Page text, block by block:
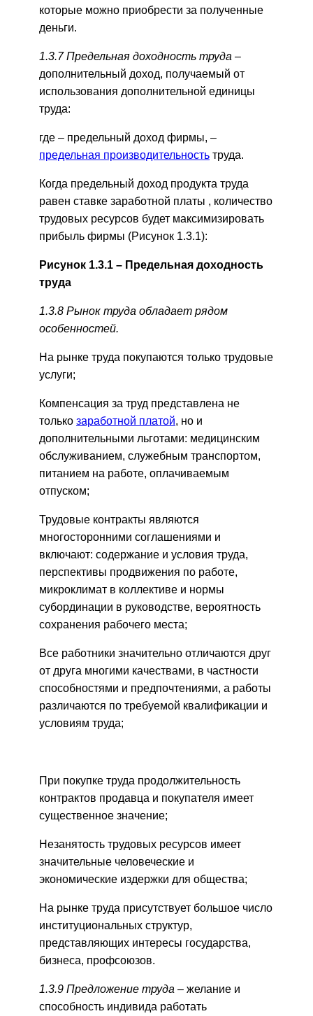
которые можно приобрести за полученные
деньги.
1.3.7 Предельная доходность труда –
дополнительный доход, получаемый от
использования дополнительной единицы
труда:
где – предельный доход фирмы, –
предельная производительность труда.
Когда предельный доход продукта труда
равен ставке заработной платы , количество
трудовых ресурсов будет максимизировать
прибыль фирмы (Рисунок 1.3.1):
Рисунок 1.3.1 – Предельная доходность
труда
1.3.8 Рынок труда обладает рядом
особенностей.
На рынке труда покупаются только трудовые
услуги;
Компенсация за труд представлена не
только заработной платой, но и
дополнительными льготами: медицинским
обслуживанием, служебным транспортом,
питанием на работе, оплачиваемым
отпуском;
Трудовые контракты являются
многосторонними соглашениями и
включают: содержание и условия труда,
перспективы продвижения по работе,
микроклимат в коллективе и нормы
субординации в руководстве, вероятность
сохранения рабочего места;
Все работники значительно отличаются друг
от друга многими качествами, в частности
способностями и предпочтениями, а работы
различаются по требуемой квалификации и
условиям труда;
При покупке труда продолжительность
контрактов продавца и покупателя имеет
существенное значение;
Незанятость трудовых ресурсов имеет
значительные человеческие и
экономические издержки для общества;
На рынке труда присутствует большое число
институциональных структур,
представляющих интересы государства,
бизнеса, профсоюзов.
1.3.9 Предложение труда – желание и
способность индивида работать